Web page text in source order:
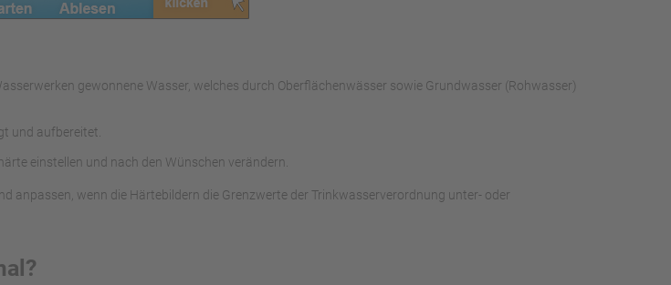
gewonnene Wasser, welches durch Oberflächenwässer sowie Grundwasser (Rohwasser)
und aufbereitet.
einstellen und nach den Wünschen verändern.
anpassen, wenn die Härtebildern die Grenzwerte der Trinkwasserverordnung unter- oder